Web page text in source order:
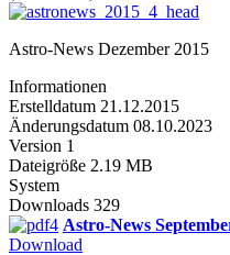
Astro-News Dezember 2015
Informationen
Erstelldatum 21.12.2015
Änderungsdatum 08.10.2023
Version 1
Dateigröße 2.19 MB
System
Downloads 329
Astro-News
Download